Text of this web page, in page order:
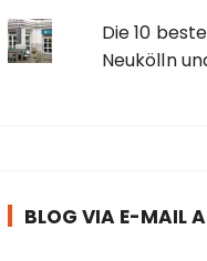
Die 10
Neukölln
BLOG VIA E-MAIL